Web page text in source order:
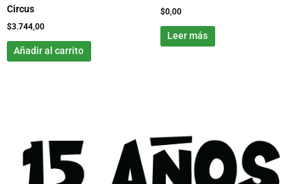
Circus
$3.744,00
Añadir al carrito
$0,00
Leer más